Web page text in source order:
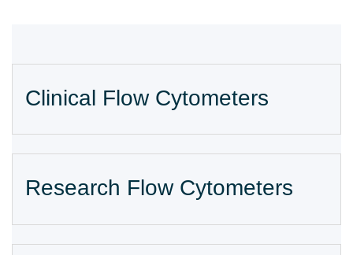
Clinical Flow Cytometers
Research Flow Cytometers